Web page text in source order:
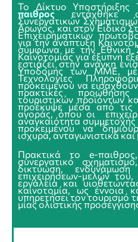
Το Δίκτυο Υποστήριξης
παιθροςεντάχθηκε
Συνεργατικών
Αρωγός, και στον Ειδικό
Επιχειρηματικών
για την ανάπτυξη
σύμφωνα με την Εθνική
Καινοτομίας για έξυπνη
εστιάζει στην ανάγκη
Υποδομής των ΜΜΕ,
Τεχνολογίες
προκειμένου να
πρακτικές
τουριστικών προϊόντων
προέκυψε μέσα από τις
αγοράς, όπου οι
αναγκαιότητα
προκειμένου να
ισχυρά, ανταγωνιστικά και
Πρακτικά το e-
συνεργατικό
δικτύωση,
επιχειρήσεων-μελών
εργαλεία και
καινοτομία, ως έννοια
υπηρετήσει τον τουρισμό
μίας ολιστικής